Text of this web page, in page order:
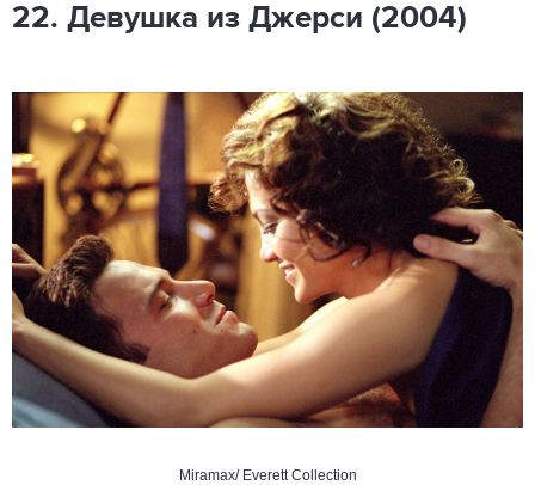
22. Девушка из Джерси (2004)
Miramax/ Everett Collection